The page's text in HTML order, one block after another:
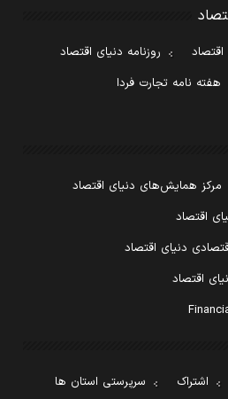
روزنامه دنیای اقتصاد
هفته نامه تجارت فردا
مرکز همایش‌های دنیای اقتصاد
اقتصاد
دنیای اقتصاد
اقتصاد
اشتراک
سرپرستی استان ها